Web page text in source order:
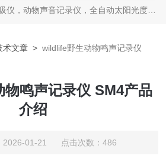
仪，全自动太阳光度计，牛奶分析仪，牛奶体细胞测定仪，质构仪，高胶强度测定仪
术文章 >wildlife野生动物鸣声记录仪
鸣声记录仪 SM4产品
介绍
2026-01-21 点击次数：486